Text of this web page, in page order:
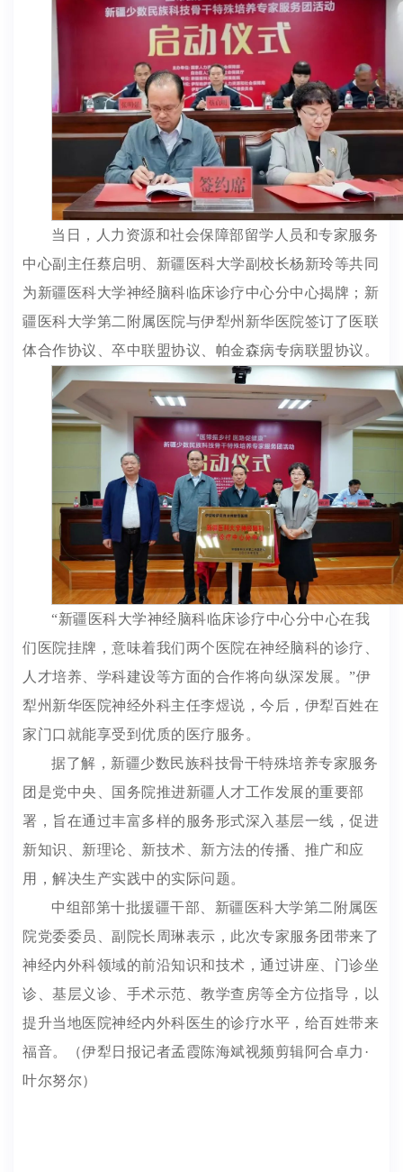
当日，人力资源和社会保障部留学人员和专家服务
中心副主任蔡启明、新疆医科大学副校长杨新玲等共同
为新疆医科大学神经脑科临床诊疗中心分中心揭牌；新
疆医科大学第二附属医院与伊犁州新华医院签订了医联
体合作协议、卒中联盟协议、帕金森病专病联盟协议。
“新疆医科大学神经脑科临床诊疗中心分中心在我
们医院挂牌，意味着我们两个医院在神经脑科的诊疗、
人才培养、学科建设等方面的合作将向纵深发展。”伊
犁州新华医院神经外科主任李煜说，今后，伊犁百姓在
家门口就能享受到优质的医疗服务。
据了解，新疆少数民族科技骨干特殊培养专家服务
团是党中央、国务院推进新疆人才工作发展的重要部
署，旨在通过丰富多样的服务形式深入基层一线，促进
新知识、新理论、新技术、新方法的传播、推广和应
用，解决生产实践中的实际问题。
中组部第十批援疆干部、新疆医科大学第二附属医
院党委委员、副院长周琳表示，此次专家服务团带来了
神经内外科领域的前沿知识和技术，通过讲座、门诊坐
诊、基层义诊、手术示范、教学查房等全方位指导，以
提升当地医院神经内外科医生的诊疗水平，给百姓带来
福音。（伊犁日报记者孟霞陈海斌视频剪辑阿合卓力·
叶尔努尔）